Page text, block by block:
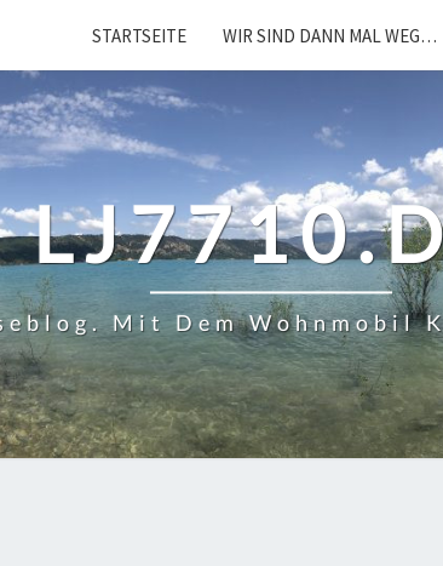
STARTSEITE WIR SIND DANN MAL WEG…
Mit Dem Wohnmobil